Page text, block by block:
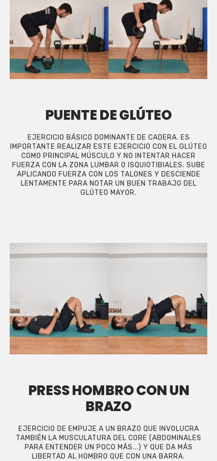
PUENTE DE GLÚTEO
EJERCICIO BÁSICO DOMINANTE DE CADERA. ES
IMPORTANTE REALIZAR ESTE EJERCICIO CON EL GLÚTEO
COMO PRINCIPAL MÚSCULO Y NO INTENTAR HACER
FUERZA CON LA ZONA LUMBAR O ISQUIOTIBIALES. SUBE
APLICANDO FUERZA CON LOS TALONES Y DESCIENDE
LENTAMENTE PARA NOTAR UN BUEN TRABAJO DEL
GLÚTEO MAYOR.
PRESS HOMBRO CON UN
BRAZO
EJERCICIO DE EMPUJE A UN BRAZO QUE INVOLUCRA
TAMBIÉN LA MUSCULATURA DEL CORE (ABDOMINALES
PARA ENTENDER UN POCO MÁS...) Y QUE DA MÁS
LIBERTAD AL HOMBRO QUE CON UNA BARRA.